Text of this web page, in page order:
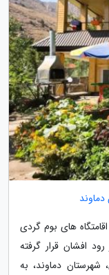
دماوند
های بوم گردی
افشان قرار گرفته
شهرستان دماوند، به